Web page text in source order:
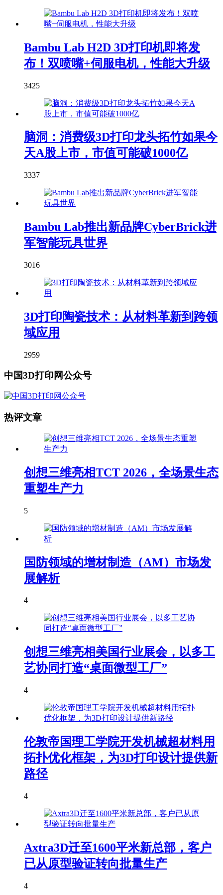
Bambu Lab H2D 3D打印机即将发
布！双喷嘴+伺服电机，性能大升级
3425
脑洞：消费级3D打印龙头拓竹如果今
天A股上市，市值可能破1000亿
3337
Bambu Lab推出新品牌CyberBrick进
军智能玩具世界
3016
3D打印陶瓷技术：从材料革新到跨领
域应用
2959
中国3D打印网公众号
热评文章
创想三维亮相TCT 2026，全场景生态
重塑生产力
5
国防领域的增材制造（AM）市场发
展解析
4
创想三维亮相美国行业展会，以多工
艺协同打造“桌面微型工厂”
4
伦敦帝国理工学院开发机械超材料用
拓扑优化框架，为3D打印设计提供新
路径
4
Axtra3D迁至1600平米新总部，客户
已从原型验证转向批量生产
4